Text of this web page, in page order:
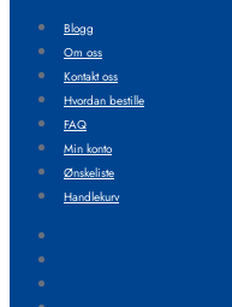
Blogg
Om oss
Kontakt oss
Hvordan bestille
FAQ
Min konto
Ønskeliste
Handlekurv